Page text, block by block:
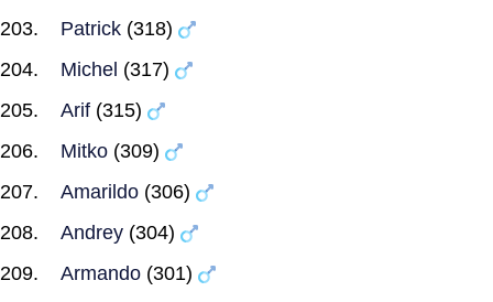
Patrick (318)
Michel (317)
Arif (315)
Mitko (309)
Amarildo (306)
Andrey (304)
Armando (301)